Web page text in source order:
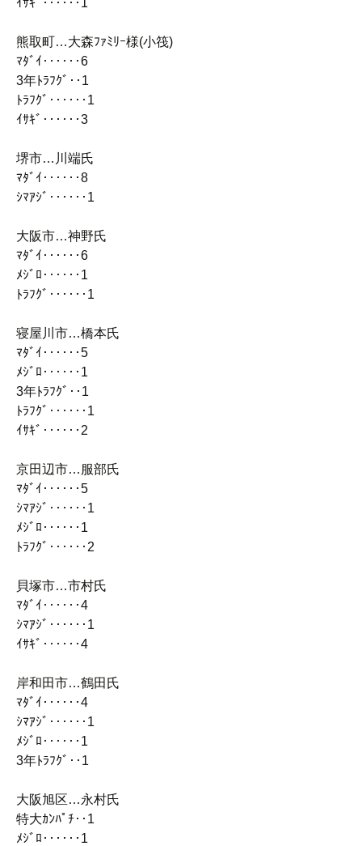
熊取町…大森ﾌｧﾐﾘｰ様(小筏)
ﾏﾀﾞｲ‥‥‥6
3年ﾄﾗﾌｸﾞ‥1
ﾄﾗﾌｸﾞ‥‥‥1
ｲｻｷﾞ‥‥‥3
堺市…川端氏
ﾏﾀﾞｲ‥‥‥8
ｼﾏｱｼﾞ‥‥‥1
大阪市…神野氏
ﾏﾀﾞｲ‥‥‥6
ﾒｼﾞﾛ‥‥‥1
ﾄﾗﾌｸﾞ‥‥‥1
寝屋川市…橋本氏
ﾏﾀﾞｲ‥‥‥5
ﾒｼﾞﾛ‥‥‥1
3年ﾄﾗﾌｸﾞ‥1
ﾄﾗﾌｸﾞ‥‥‥1
ｲｻｷﾞ‥‥‥2
京田辺市…服部氏
ﾏﾀﾞｲ‥‥‥5
ｼﾏｱｼﾞ‥‥‥1
ﾒｼﾞﾛ‥‥‥1
ﾄﾗﾌｸﾞ‥‥‥2
貝塚市…市村氏
ﾏﾀﾞｲ‥‥‥4
ｼﾏｱｼﾞ‥‥‥1
ｲｻｷﾞ‥‥‥4
岸和田市…鶴田氏
ﾏﾀﾞｲ‥‥‥4
ｼﾏｱｼﾞ‥‥‥1
ﾒｼﾞﾛ‥‥‥1
3年ﾄﾗﾌｸﾞ‥1
大阪旭区…永村氏
特大ｶﾝﾊﾟﾁ‥1
ﾒｼﾞﾛ‥‥‥1